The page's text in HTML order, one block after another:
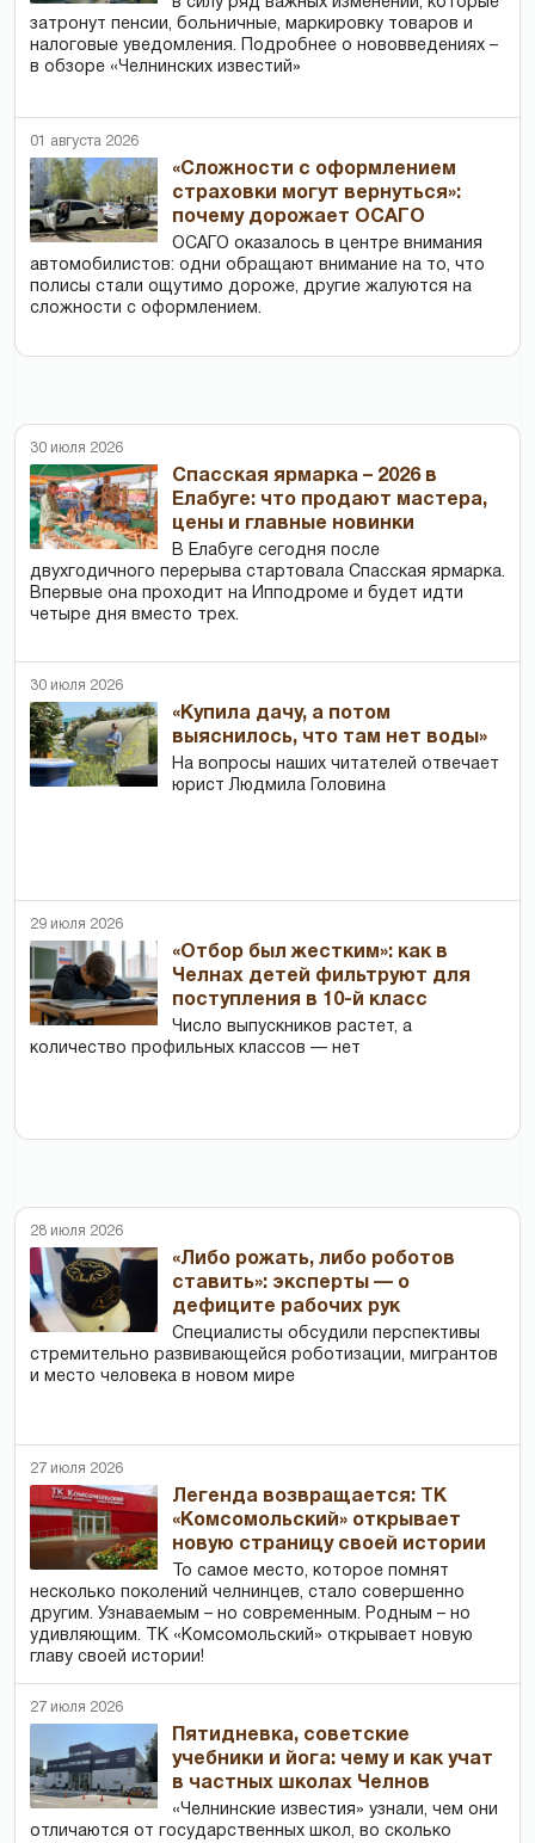
затронут пенсии, больничные, маркировку товаров и
налоговые уведомления. Подробнее о нововведениях –
в обзоре «Челнинских известий»
01 августа 2026
«Сложности с оформлением
страховки могут вернуться»:
почему дорожает ОСАГО
ОСАГО оказалось в центре внимания
автомобилистов: одни обращают внимание на то, что
полисы стали ощутимо дороже, другие жалуются на
сложности с оформлением.
30 июля 2026
Спасская ярмарка – 2026 в
Елабуге: что продают мастера,
цены и главные новинки
В Елабуге сегодня после
двухгодичного перерыва стартовала Спасская ярмарка.
Впервые она проходит на Ипподроме и будет идти
четыре дня вместо трех.
30 июля 2026
«Купила дачу, а потом
выяснилось, что там нет воды»
На вопросы наших читателей отвечает
юрист Людмила Головина
29 июля 2026
«Отбор был жестким»: как в
Челнах детей фильтруют для
поступления в 10-й класс
Число выпускников растет, а
количество профильных классов — нет
28 июля 2026
«Либо рожать, либо роботов
ставить»: эксперты — о
дефиците рабочих рук
Специалисты обсудили перспективы
стремительно развивающейся роботизации, мигрантов
и место человека в новом мире
27 июля 2026
Легенда возвращается: ТК
«Комсомольский» открывает
новую страницу своей истории
То самое место, которое помнят
несколько поколений челнинцев, стало совершенно
другим. Узнаваемым – но современным. Родным – но
удивляющим. ТК «Комсомольский» открывает новую
главу своей истории!
27 июля 2026
Пятидневка, советские
учебники и йога: чему и как учат
в частных школах Челнов
«Челнинские известия» узнали, чем они
отличаются от государственных школ, во сколько